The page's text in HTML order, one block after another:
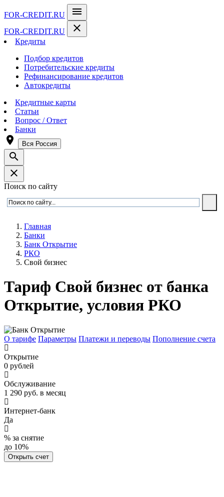
FOR-CREDIT.RU menu
FOR-CREDIT.RU close
Кредиты
Подбор кредитов
Потребительские кредиты
Рефинансирование кредитов
Автокредиты
Кредитные карты
Статьи
Вопрос / Ответ
Банки
room Вся Россия
search
close
Поиск по сайту
Главная
Банки
Банк Открытие
РКО
Свой бизнес
Тариф Свой бизнес от банка
Открытие, условия РКО
О тарифе Параметры Платежи и переводы Пополнение счета
Открытие
0 рублей
Обслуживание
1 290 руб. в месяц
Интернет-банк
Да
% за снятие
до 10%
Открыть счет